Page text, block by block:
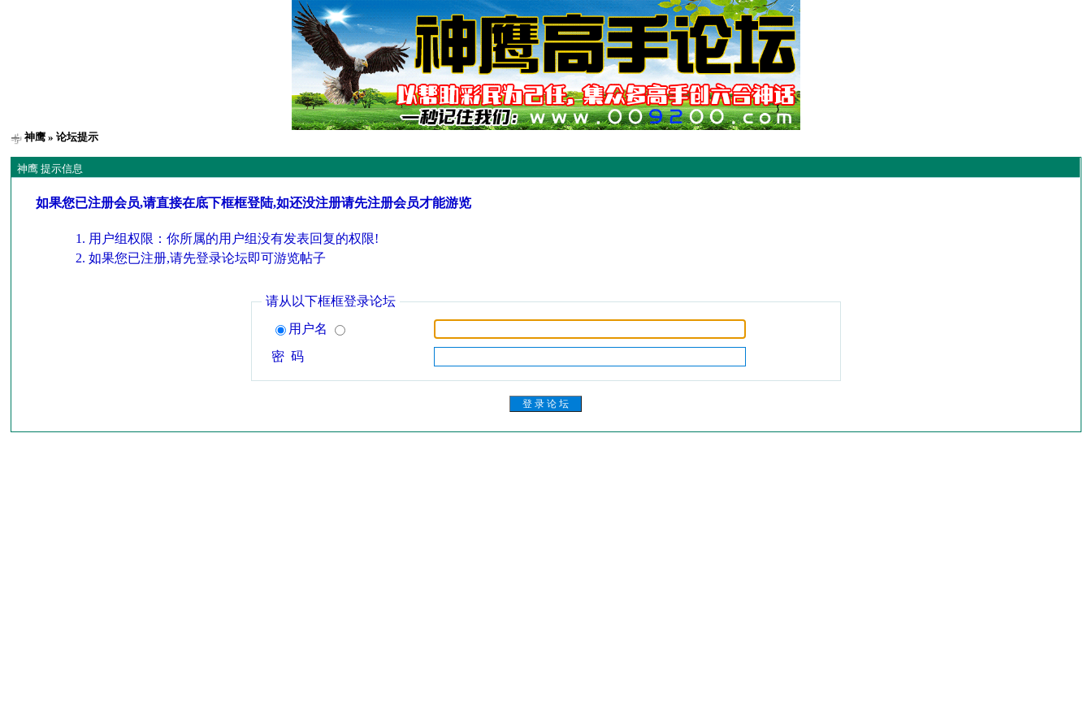
神鹰 » 论坛提示
神鹰 提示信息
如果您已注册会员,请直接在底下框框登陆,如还没注册请先注册会员才能游览
用户组权限：你所属的用户组没有发表回复的权限!
如果您已注册,请先登录论坛即可游览帖子
请从以下框框登录论坛
用户名
密 码